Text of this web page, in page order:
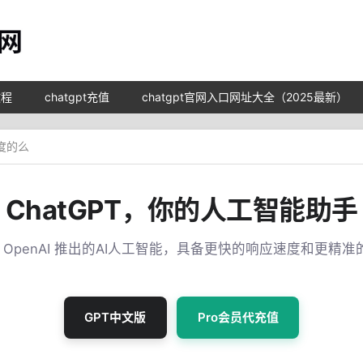
chatgpt充值 chatgpt官网入口网址大全（2025最新）
的么
ChatGPT，你的人工智能助手
推出的AI人工智能，具备更快的响应速度和更精准
GPT中文版 Pro会员代充值